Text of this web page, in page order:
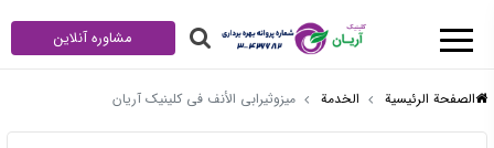
مشاوره آنلاین
الصفحة الرئيسية الخدمة میزوثیرابي الأنف في کلینیک آریان